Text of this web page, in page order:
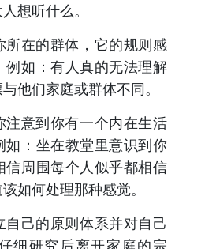
想听什么。
在的群体，它的规则感
例如：有人真的无法理解
他们家庭或群体不同。
意到你有一个内在生活
如：坐在教堂里意识到你
信周围每个人似乎都相信
如何处理那种感觉。
己的原则体系并对自己